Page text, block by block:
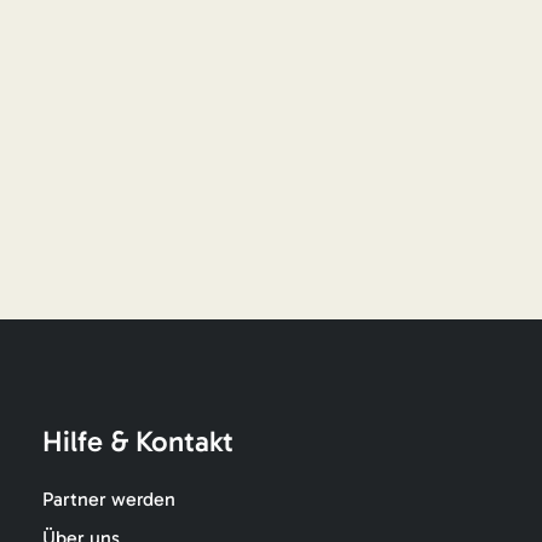
Hilfe & Kontakt
Partner werden